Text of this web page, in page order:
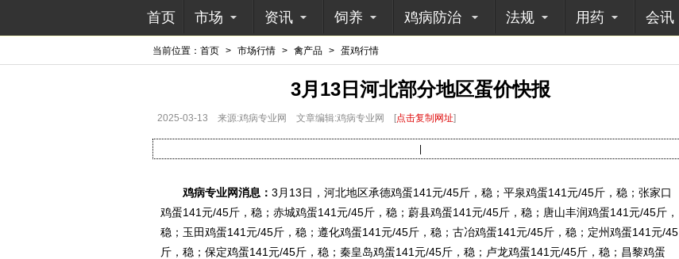
首页 市场 资讯 饲养 鸡病防治 法规 用药 会讯
当前位置： 首页 > 市场行情 > 禽产品 > 蛋鸡行情
3月13日河北部分地区蛋价快报
2025-03-13 来源:鸡病专业网 文章编辑:鸡病专业网 [点击复制网址]
鸡病专业网消息： 3月13日，河北地区承德鸡蛋141元/45斤，稳；平泉鸡蛋141元/45斤，稳；张家口
鸡蛋141元/45斤，稳；赤城鸡蛋141元/45斤，稳；蔚县鸡蛋141元/45斤，稳；唐山丰润鸡蛋141元/45斤，
稳；玉田鸡蛋141元/45斤，稳；遵化鸡蛋141元/45斤，稳；古冶鸡蛋141元/45斤，稳；定州鸡蛋141元/45
斤，稳；保定鸡蛋141元/45斤，稳；秦皇岛鸡蛋141元/45斤，稳；卢龙鸡蛋141元/45斤，稳；昌黎鸡蛋